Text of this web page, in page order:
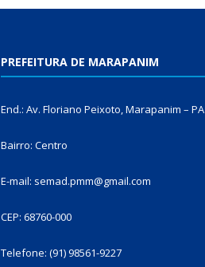
PREFEITURA DE MARAPANIM
End.: Av. Floriano Peixoto, Marapanim – PA
Bairro: Centro
E-mail: semad.pmm@gmail.com
CEP: 68760-000
Telefone: (91) 98561-9227